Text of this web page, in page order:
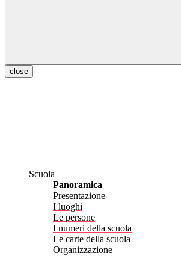
close
Scuola
Panoramica
Presentazione
I luoghi
Le persone
I numeri della scuola
Le carte della scuola
Organizzazione